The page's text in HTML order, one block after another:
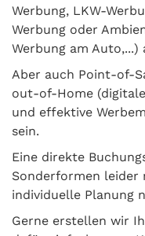
Werbung, LKW-
Werbung oder
Werbung am
Aber auch Point-of-
out-of-Home
und effektive
sein.
Eine direkte
Sonderformen leider
individuelle Planung
Gerne erstellen wir